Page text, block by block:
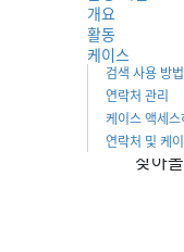
검
화면
찾아
개요
활동
케이스
검색 사용 방법
연락처 관리
케이스 액세스
연락처 및 케